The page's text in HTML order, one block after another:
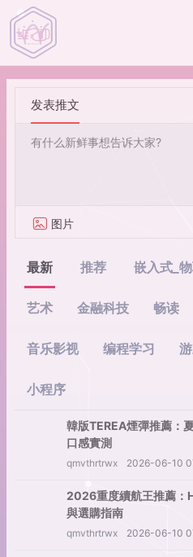
发表推文
图片
最新 推荐 嵌入式_
艺术 金融科技 畅读
音乐影视 编程学习
小程序
韓版TEREA煙彈推薦：
口感實測
qmvthrtrwx 2026-06-10
2026重度續航王推薦：
與選購指南
qmvthrtrwx 2026-06-10